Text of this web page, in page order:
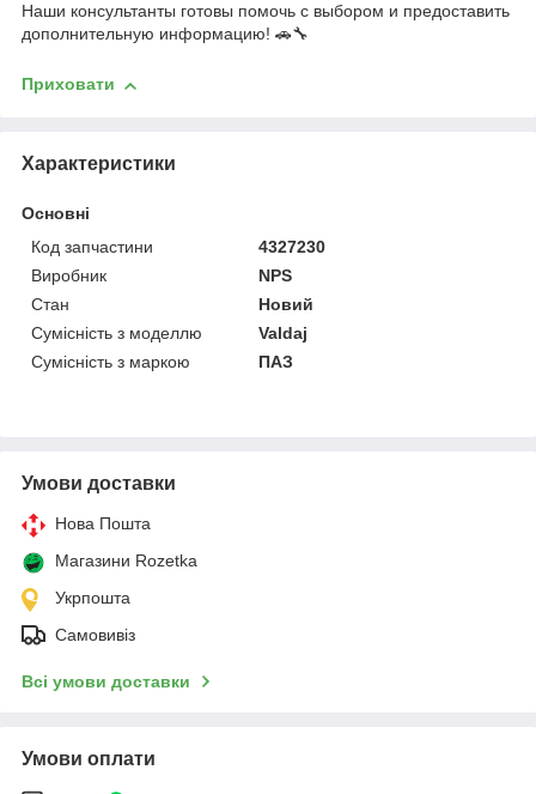
Наши консультанты готовы помочь с выбором и предоставить
дополнительную информацию! 🚗🔧
Приховати
Характеристики
Основні
Код запчастини
4327230
Виробник
NPS
Стан
Новий
Сумісність з моделлю
Valdaj
Сумісність з маркою
ПАЗ
Умови доставки
Нова Пошта
Магазини Rozetka
Укрпошта
Самовивіз
Всі умови доставки
Умови оплати